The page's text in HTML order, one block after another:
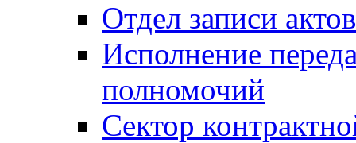
Отдел записи
Исполнение
полномочий
Сектор